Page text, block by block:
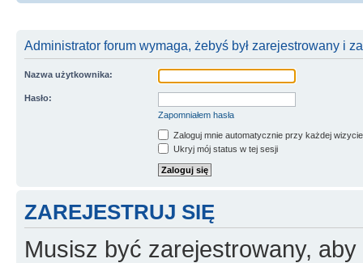
Administrator forum wymaga, żebyś był zarejestrowany i
Nazwa użytkownika:
Hasło:
Zapomniałem hasła
Zaloguj mnie automatycznie przy każdej wizycie
Ukryj mój status w tej sesji
ZAREJESTRUJ SIĘ
Musisz być zarejestrowany,